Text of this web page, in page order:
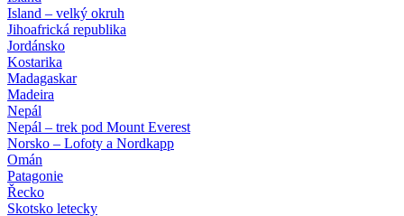
Island – velký okruh
Jihoafrická republika
Jordánsko
Kostarika
Madagaskar
Madeira
Nepál
Nepál – trek pod Mount Everest
Norsko – Lofoty a Nordkapp
Omán
Patagonie
Řecko
Skotsko letecky